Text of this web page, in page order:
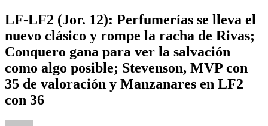
LF-LF2 (Jor. 12): Perfumerías se lleva el
nuevo clásico y rompe la racha de Rivas;
Conquero gana para ver la salvación
como algo posible; Stevenson, MVP con
35 de valoración y Manzanares en LF2
con 36